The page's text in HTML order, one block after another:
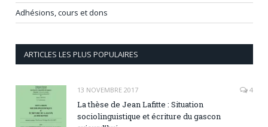
Adhésions, cours et dons
ARTICLES LES PLUS POPULAIRES
13 NOVEMBRE 2017 4
La thèse de Jean Lafitte : Situation
sociolinguistique et écriture du gascon